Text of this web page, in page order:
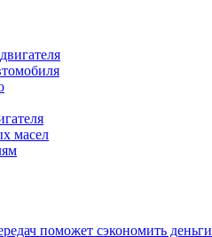
масел
поможет сэкономить деньги